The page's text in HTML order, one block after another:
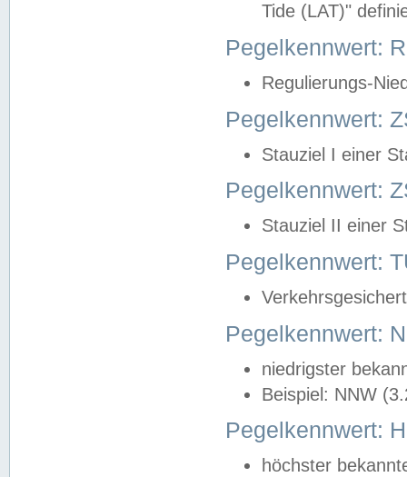
Tide (LAT)"
Pegelkennwert:
Regulierungs-
Pegelkennwert:
Stauziel I einer
Pegelkennwert:
Stauziel II einer
Pegelkennwert:
Pegelkennwert:
niedrigster
Beispiel: NNW
Pegelkennwert:
höchster